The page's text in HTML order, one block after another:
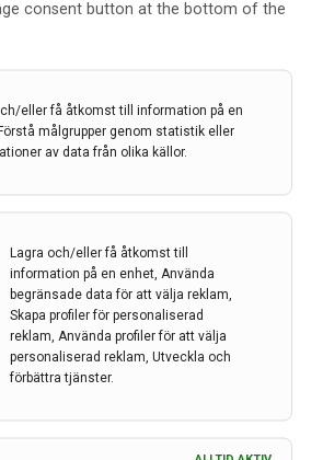
consent button at the bottom of the
eller få åtkomst till information på en
målgrupper genom statistik eller
av data från olika källor.
Lagra och/eller få åtkomst till
information på en enhet, Använda
begränsade data för att välja reklam,
Skapa profiler för personaliserad
reklam, Använda profiler för att välja
personaliserad reklam, Utveckla och
förbättra tjänster.
själdualism och FND på
samlat cirka 500 deltagare.
vid CHUV, vilket är den allmänna
Lausannes universitetssjukhus.